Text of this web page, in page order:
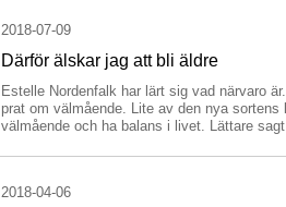
2018-07-09
Därför älskar jag att bli äldre
Estelle Nordenfalk har lärt sig vad närvaro
prat om välmående. Lite av den nya
välmående och ha balans i livet. Lättare
2018-04-06